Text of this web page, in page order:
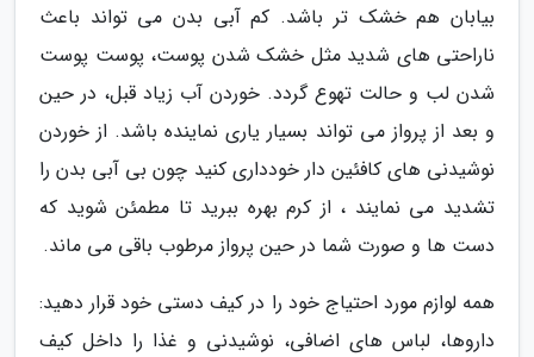
بیابان هم خشک تر باشد. کم آبی بدن می تواند باعث
ناراحتی های شدید مثل خشک شدن پوست، پوست پوست
شدن لب و حالت تهوع گردد. خوردن آب زیاد قبل، در حین
و بعد از پرواز می تواند بسیار یاری نماینده باشد. از خوردن
نوشیدنی های کافئین دار خودداری کنید چون بی آبی بدن را
تشدید می نمایند ، از کرم بهره ببرید تا مطمئن شوید که
دست ها و صورت شما در حین پرواز مرطوب باقی می ماند.
همه لوازم مورد احتیاج خود را در کیف دستی خود قرار دهید:
داروها، لباس های اضافی، نوشیدنی و غذا را داخل کیف